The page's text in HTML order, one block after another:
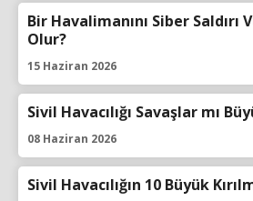
Bir Havalimanını Siber Saldırı
Olur?
15 Haziran 2026
Sivil Havacılığı Savaşlar mı
08 Haziran 2026
Sivil Havacılığın 10 Büyük